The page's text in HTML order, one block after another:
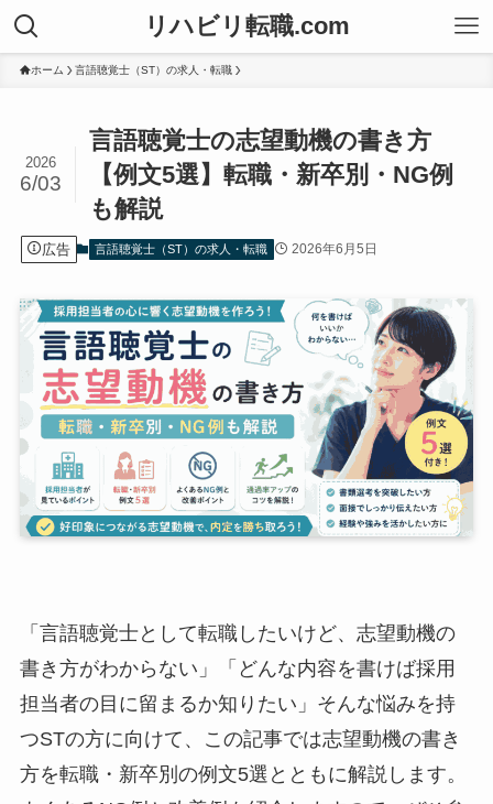
リハビリ転職.com
ホーム 言語聴覚士（ST）の求人・転職
言語聴覚士の志望動機の書き方
【例文5選】転職・新卒別・NG例
も解説
2026
6/03
広告 言語聴覚士（ST）の求人・転職 2026年6月5日
「言語聴覚士として転職したいけど、志望動機の
書き方がわからない」「どんな内容を書けば採用
担当者の目に留まるか知りたい」そんな悩みを持
つSTの方に向けて、この記事では志望動機の書き
方を転職・新卒別の例文5選とともに解説します。